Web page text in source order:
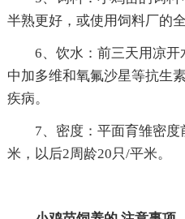
半熟更好，或使用饲料厂的
6、饮水：前三天用凉
中加多维和氧氟沙星等抗生
疾病。
7、密度：平面育雏密
米，以后2周龄20只/平米。